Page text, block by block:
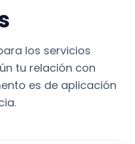
los servicios
tu relación con
es de aplicación